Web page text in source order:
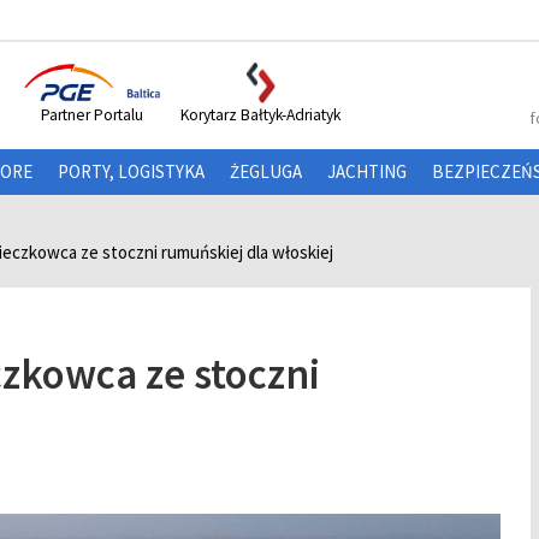
Partner Portalu Korytarz Bałtyk-Adriatyk
PORTY, LOGISTYKA ŻEGLUGA JACHTING
ze stoczni rumuńskiej dla włoskiej
ze stoczni